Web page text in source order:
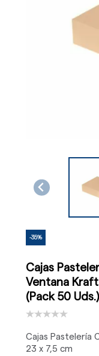
-35%
Cajas
Ventana
(Pack 50 Uds.)
Cajas Pastelería
23 x 7,5 cm